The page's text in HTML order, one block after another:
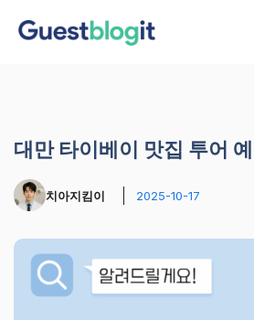
대만 타이베이 맛집 투어
치아지킴이 2025-10-17